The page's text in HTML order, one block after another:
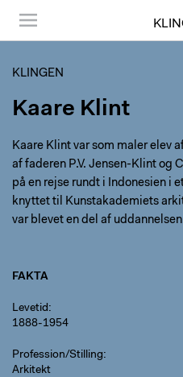
KLINGEN
Kaare Klint
Kaare Klint var som maler elev
af faderen P.V. Jensen-Klint og
på en rejse rundt i Indonesien i
knyttet til Kunstakademiets
var blevet en del af
FAKTA
Levetid
1888-1954
Profession/Stilling
Arkitekt